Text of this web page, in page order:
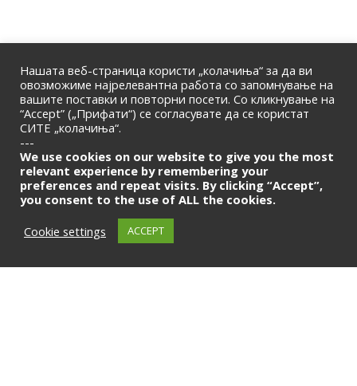
ПОЧЕТНА
© 2026 | Македонска Банкарска Асоцијација
Само за членови
Нашата веб-страница користи „колачиња“ за да ви
овозможиме најрелевантна работа со запомнување на
вашите поставки и повторни посети. Со кликнување на
“Accept” („Прифати“) се согласувате да се користат
СИТЕ „колачиња“.
---
We use cookies on our website to give you the most
relevant experience by remembering your
preferences and repeat visits. By clicking “Accept”,
you consent to the use of ALL the cookies.
Cookie settings
ACCEPT